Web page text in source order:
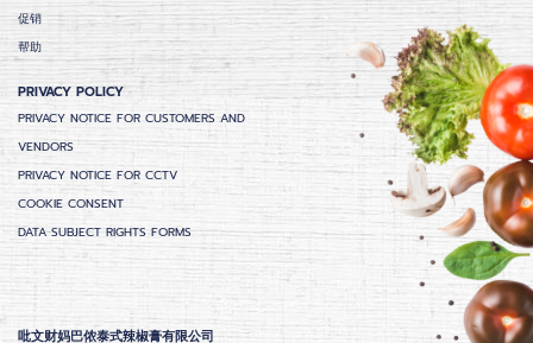
促销
帮助
PRIVACY POLICY
PRIVACY NOTICE FOR CUSTOMERS AND
VENDORS
PRIVACY NOTICE FOR CCTV
COOKIE CONSENT
DATA SUBJECT RIGHTS FORMS
吡文财妈巴侬泰式辣椒膏有限公司